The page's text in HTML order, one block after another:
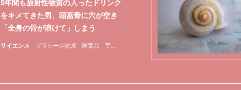
サイエンス プラシーボ効果 医薬品 宇宙放射線 特集
5年間も放射性物質の入ったドリンク
をキメてきた男、頭蓋骨に穴が空き
「全身の骨が溶けて」しまう